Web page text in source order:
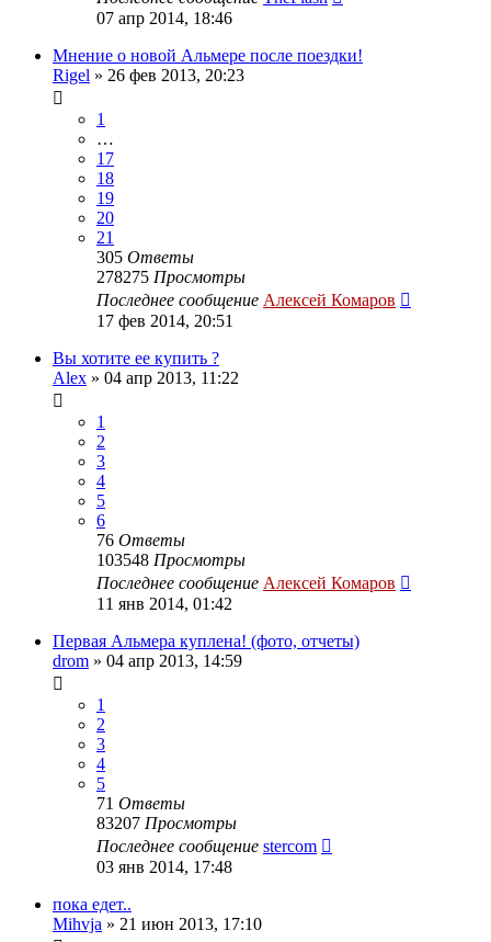
07 апр 2014, 18:46
Мнение о новой Альмере после поездки!
Rigel » 26 фев 2013, 20:23
1
…
17
18
19
20
21
305 Ответы
278275 Просмотры
Последнее сообщение Алексей Комаров
17 фев 2014, 20:51
Вы хотите ее купить ?
Alex » 04 апр 2013, 11:22
1
2
3
4
5
6
76 Ответы
103548 Просмотры
Последнее сообщение Алексей Комаров
11 янв 2014, 01:42
Первая Альмера куплена! (фото, отчеты)
drom » 04 апр 2013, 14:59
1
2
3
4
5
71 Ответы
83207 Просмотры
Последнее сообщение stercom
03 янв 2014, 17:48
пока едет..
Mihvja » 21 июн 2013, 17:10